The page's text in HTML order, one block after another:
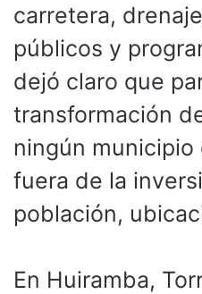
carretera,
públicos y
dejó claro que
transformación
ningún
fuera de la
población,
En Huiramba,